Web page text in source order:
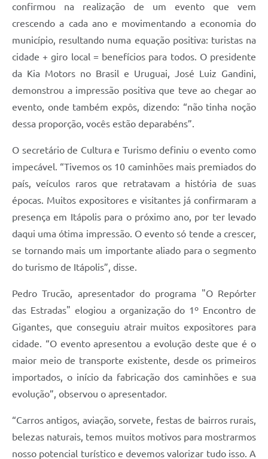
confirmou na realização de um evento que vem
crescendo a cada ano e movimentando a economia do
município, resultando numa equação positiva: turistas na
cidade + giro local = benefícios para todos. O presidente
da Kia Motors no Brasil e Uruguai, José Luiz Gandini,
demonstrou a impressão positiva que teve ao chegar ao
evento, onde também expôs, dizendo: “não tinha noção
dessa proporção, vocês estão deparabéns”.
O secretário de Cultura e Turismo definiu o evento como
impecável. “Tivemos os 10 caminhões mais premiados do
país, veículos raros que retratavam a história de suas
épocas. Muitos expositores e visitantes já confirmaram a
presença em Itápolis para o próximo ano, por ter levado
daqui uma ótima impressão. O evento só tende a crescer,
se tornando mais um importante aliado para o segmento
do turismo de Itápolis”, disse.
Pedro Trucão, apresentador do programa "O Repórter
das Estradas" elogiou a organização do 1º Encontro de
Gigantes, que conseguiu atrair muitos expositores para
cidade. “O evento apresentou a evolução deste que é o
maior meio de transporte existente, desde os primeiros
importados, o início da fabricação dos caminhões e sua
evolução”, observou o apresentador.
“Carros antigos, aviação, sorvete, festas de bairros rurais,
belezas naturais, temos muitos motivos para mostrarmos
nosso potencial turístico e devemos valorizar tudo isso. A